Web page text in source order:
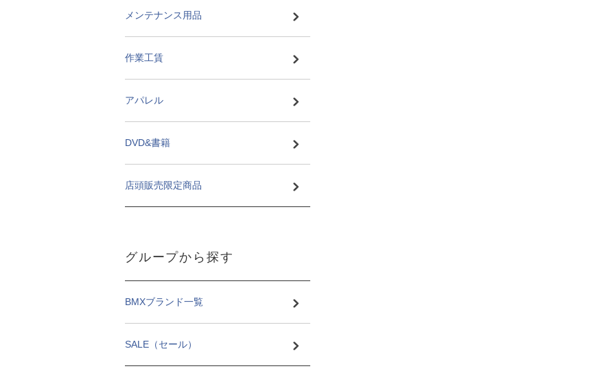
メンテナンス用品
作業工賃
アパレル
DVD&書籍
店頭販売限定商品
グループから探す
BMXブランド一覧
SALE（セール）